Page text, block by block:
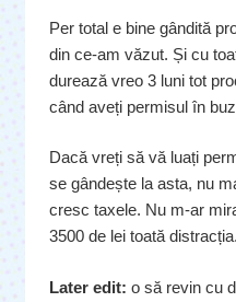
Per total e bine gândită
din ce-am văzut. Și cu
durează vreo 3 luni tot
când aveți permisul în
Dacă vreți să vă luați
se gândește la asta, nu
cresc taxele. Nu m-ar
3500 de lei toată distracția.
Later edit: o să revin cu